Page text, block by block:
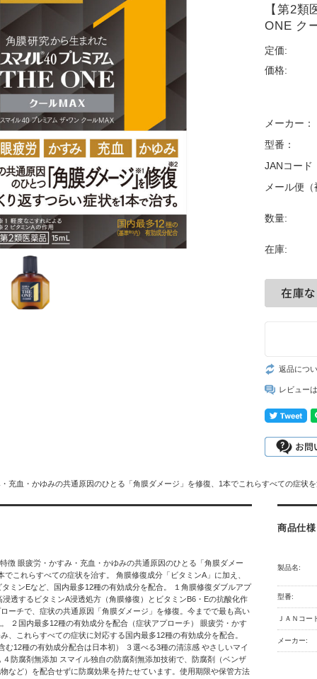
【第2
ONE ク
定価:
価格:
メーカー：
型番：
JANコード
メール便
数量:
在庫:
返品につ
レビュー
充血・かゆみの共通原因のひとる「角膜ダメージ」を修復、1本でこれらすべての症状
徴 眼疲労・かすみ・充血・かゆみの共通原因のひとる「角膜ダメー
でこれらすべての症状を治す。 角膜修復成分「ビタミンA」に加え、
ミンEなど、国内最多12種の有効成分を配合。 １角膜修復ダブルアプ
浸透するビタミンA浸透処方（角膜修復）とビタミンB6・Eの抗酸化作
ーチで、症状の共通原因「角膜ダメージ」を修復。今までで最も高い
２国内最多12種の有効成分を配合（症状アプローチ） 眼疲労・かす
、これらすべての症状に対応する国内最多12種の有効成分を配合。
む12種の有効成分配合は日本初） ３選べる3種の清涼感 やさしいマイ
４防腐剤無添加 スマイル独自の防腐剤無添加技術で、防腐剤（ベンザ
など）を配合せずに防腐効果を持たせています。使用期限や保管方法
商品仕様
製品名:
型番:
ＪＡＮコー
メーカー: